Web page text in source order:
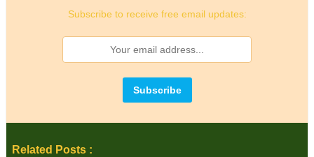
Subscribe to receive free email updates:
Related Posts :